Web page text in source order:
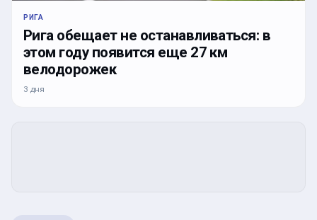
РИГА
Рига обещает не останавливаться: в
этом году появится еще 27 км
велодорожек
3 дня